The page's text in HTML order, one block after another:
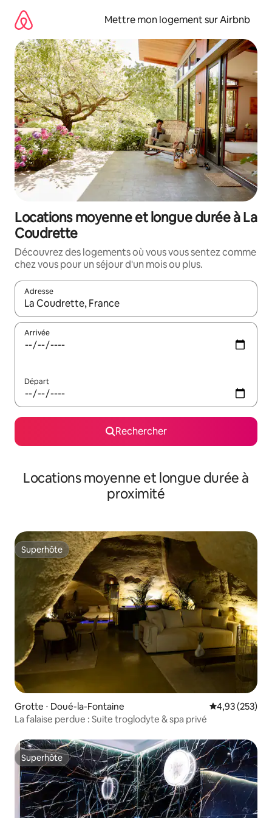
directement
contenu
Mettre mon logement sur Airbnb
Locations moyenne et longue durée à La
Coudrette
Découvrez des logements où vous vous sentez comme
chez vous pour un séjour d'un mois ou plus.
Adresse
Lorsque les résultats s'affichent, utilisez les flèches vers le
Arrivée
Départ
Rechercher
Locations moyenne et longue durée à
proximité
Superhôte
Superhôte
Grotte ⋅ Doué-la-Fontaine Évaluation
4,93 (253)
La falaise perdue : Suite troglodyte & spa privé
Superhôte
Superhôte